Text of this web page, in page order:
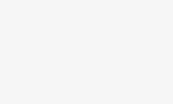
Ukoliko fotografiju koristite u